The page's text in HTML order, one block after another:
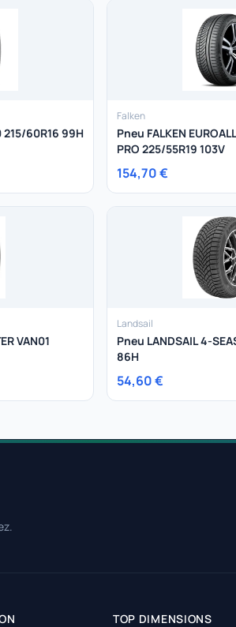
215/60R16 99H
Falken
Pneu FALKEN
PRO 225/55R19 103V
154,70 €
VAN01
Landsail
Pneu LANDSAIL 4-
86H
54,60 €
TOP DIMENSIONS